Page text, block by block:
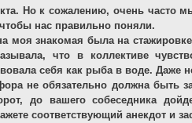
Но к сожалению, очень часто
нас правильно поняли.
моя знакомая была на
что в коллективе
себя как рыба в воде. Даже
не обязательно должна быть
до вашего собеседника
соответствующий анекдот и